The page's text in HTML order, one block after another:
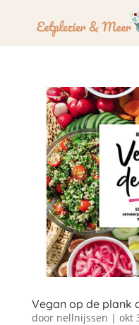
Vegan op de plank
door nellnijssen | okt